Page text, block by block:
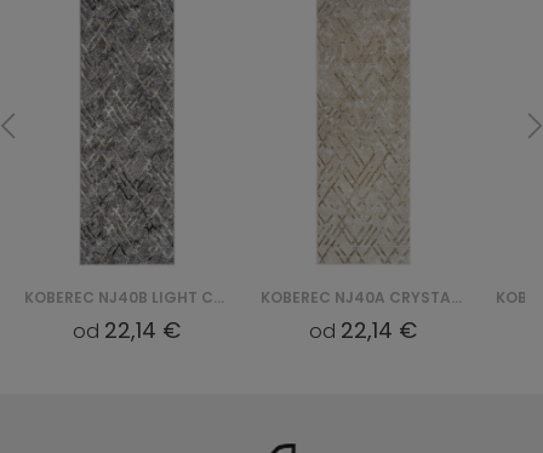
KOBEREC NJ40B LIGHT CRYSTAL HBB - SZARY
od 22,14 €
KOBEREC NJ40A CRYSTAL HBC - BEŻOWY
od 22,14 €